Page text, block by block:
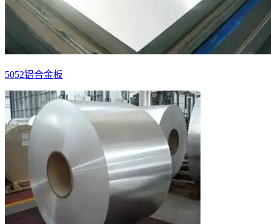
5052铝合金板